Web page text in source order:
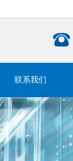
联系我们